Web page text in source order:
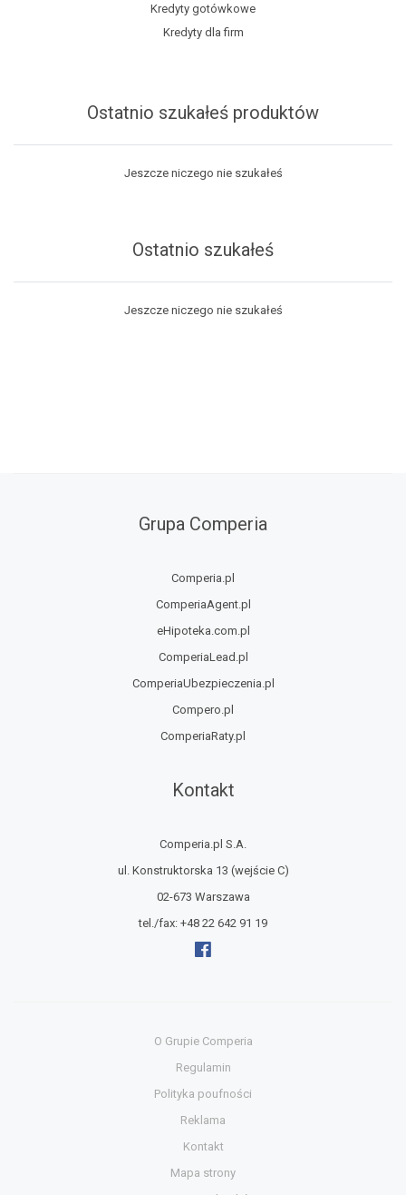
Kredyty gotówkowe
Kredyty dla firm
Ostatnio szukałeś produktów
Jeszcze niczego nie szukałeś
Ostatnio szukałeś
Jeszcze niczego nie szukałeś
Grupa Comperia
Comperia.pl
ComperiaAgent.pl
eHipoteka.com.pl
ComperiaLead.pl
ComperiaUbezpieczenia.pl
Compero.pl
ComperiaRaty.pl
Kontakt
Comperia.pl S.A.
ul. Konstruktorska 13 (wejście C)
02-673 Warszawa
tel./fax: +48 22 642 91 19
O Grupie Comperia
Regulamin
Polityka poufności
Reklama
Kontakt
Mapa strony